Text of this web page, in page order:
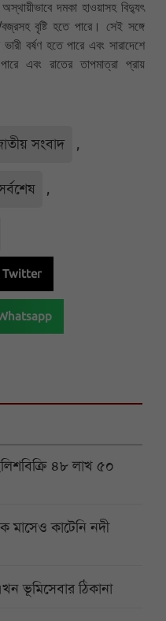
দমকা হাওয়াসহ বিদ্যুৎ
বজ্রসহ বৃষ্টি হতে পারে। সেই সঙ্গে
বর্ষণ হতে পারে এবং সারাদেশে
এবং রাতের তাপমাত্রা প্রায়
সংবাদ ,
,
Twitter
৪৮ লাখ ৫০
মাসেও কাটেনি নদী
ভূমিসেবার ঠিকানা